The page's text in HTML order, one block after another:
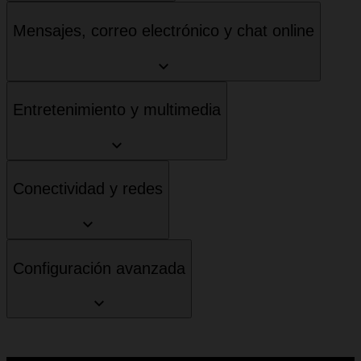
Mensajes, correo electrónico y chat online
Entretenimiento y multimedia
Conectividad y redes
Configuración avanzada